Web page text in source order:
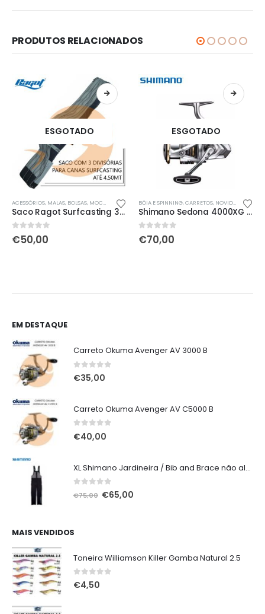
PRODUTOS RELACIONADOS
ENTRADAS ,ÚLTIMAS ENTRADAS
ESGOTADO
ACESSÓRIOS, MALAS, BOLSAS, MOCHILAS & SACOS ,NOVIDADES,ÚLTIMAS ENTRADAS
Saco Ragot Surfcasting 3 canas 160cm
0out of 5
€50,00
ESGOTADO
BÓIA E SPINNING,CARRETOS, NOVIDADES ,
Shimano Sedona 4000XG FJ
0out of 5
€70,00
EM DESTAQUE
Carreto Okuma Avenger AV 3000 B
0out of 5
€35,00
Carreto Okuma Avenger AV C5000 B
0out of 5
€40,00
XL Shimano Jardineira / Bib and Brace não alcochoada preta
out of 5
€75,00 O
€65,00
MAIS VENDIDOS
Toneira Williamson Killer Gamba Natural 2.5
0out of 5
€4,50